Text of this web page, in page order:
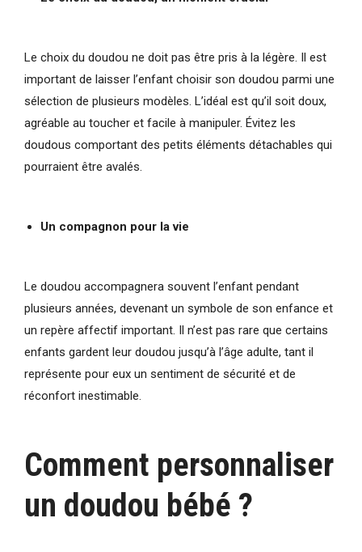
Le choix du doudou ne doit pas être pris à la légère. Il est
important de laisser l’enfant choisir son doudou parmi une
sélection de plusieurs modèles. L’idéal est qu’il soit doux,
agréable au toucher et facile à manipuler. Évitez les
doudous comportant des petits éléments détachables qui
pourraient être avalés.
Un compagnon pour la vie
Le doudou accompagnera souvent l’enfant pendant
plusieurs années, devenant un symbole de son enfance et
un repère affectif important. Il n’est pas rare que certains
enfants gardent leur doudou jusqu’à l’âge adulte, tant il
représente pour eux un sentiment de sécurité et de
réconfort inestimable.
Comment personnaliser
un doudou bébé ?